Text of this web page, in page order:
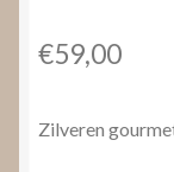
€59,00
Zilveren